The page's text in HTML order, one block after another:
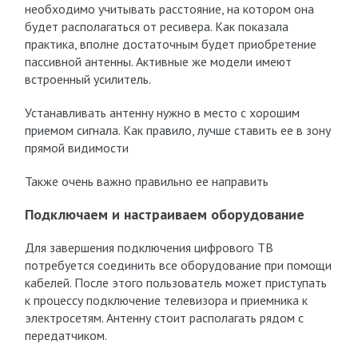
необходимо учитывать расстояние, на котором она
будет располагаться от ресивера. Как показала
практика, вполне достаточным будет приобретение
пассивной антенны. Активные же модели имеют
встроенный усилитель.
Устанавливать антенну нужно в место с хорошим
приемом сигнала. Как правило, лучше ставить ее в зону
прямой видимости
Также очень важно правильно ее направить
Подключаем и настраиваем оборудование
Для завершения подключения цифрового ТВ
потребуется соединить все оборудование при помощи
кабелей. После этого пользователь может приступать
к процессу подключение телевизора и приемника к
электросетям. Антенну стоит располагать рядом с
передатчиком.